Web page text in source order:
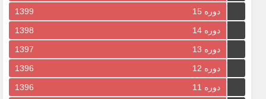
دوره 15
1399
دوره 14
1398
دوره 13
1397
دوره 12
1396
دوره 11
1396